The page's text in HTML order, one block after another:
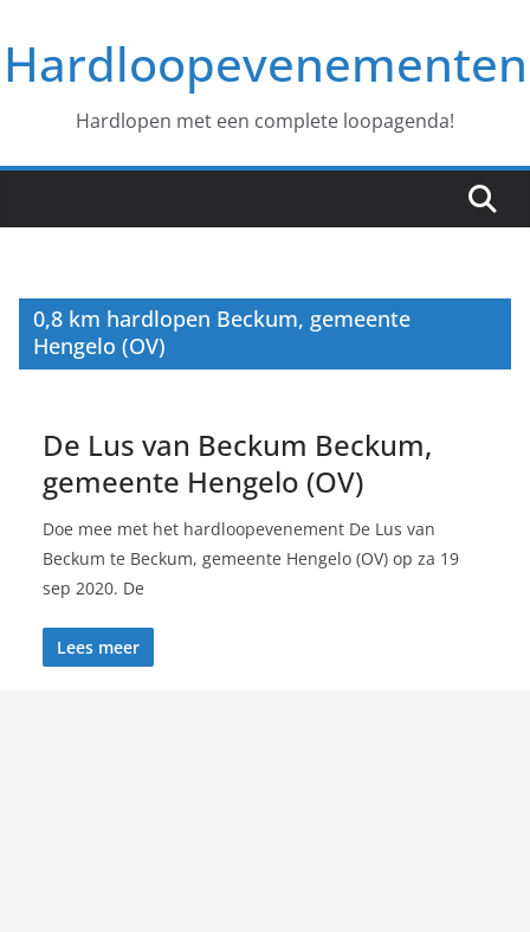
naar
deHardloopevenementen
Hardlopen met een complete loopagenda!
0,8 km hardlopen Beckum, gemeente
Hengelo (OV)
De Lus van Beckum Beckum,
gemeente Hengelo (OV)
Doe mee met het hardloopevenement De Lus van
Beckum te Beckum, gemeente Hengelo (OV) op za 19
sep 2020. De
Lees meer